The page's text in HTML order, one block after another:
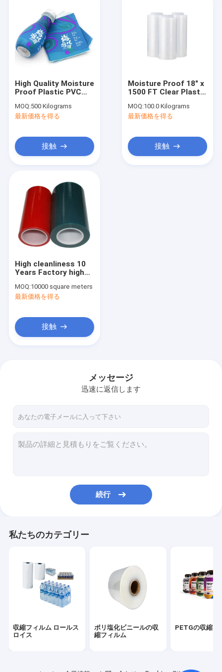
製品
お問い合わせ
ポリ塩化ビニールの収縮フィルム
PETGの収縮フィルム
POFの収縮フィルム
PET収縮フィルム
ポリ塩化ビニール熱収縮フィルム
High Quality Moisture
Proof Plastic PVC
film/pet/ops shrink
film
MOQ:500 Kilograms
最新価格を得る
接触
Moisture Proof 18" x
1500 FT Clear Plastic
Shrink Wrap Shipping
Envelope For Moving
MOQ:100.0 Kilograms
最新価格を得る
接触
High cleanliness 10
Years Factory high
packaging for PET
sheet pe shrink film
MOQ:10000 square meters
最新価格を得る
接触
メッセージ
迅速に返信します
続行
私たちのカテゴリー
収縮フィルム ロールス
ロイス
ポリ塩化ビニールの収
縮フィルム
PETGの収縮フ